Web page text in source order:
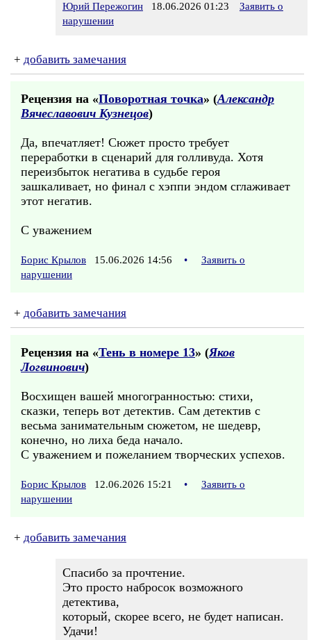
Юрий Пережогин 18.06.2026 01:23
Заявить о
нарушении
+ добавить замечания
Рецензия на «Поворотная точка» (Александр
Вячеславович Кузнецов)
Да, впечатляет! Сюжет просто требует
переработки в сценарий для голливуда. Хотя
переизбыток негатива в судьбе героя
зашкаливает, но финал с хэппи эндом сглаживает
этот негатив.
С уважением
Борис Крылов 15.06.2026 14:56 •
Заявить о
нарушении
+ добавить замечания
Рецензия на «Тень в номере 13» (Яков
Логвинович)
Восхищен вашей многогранностью: стихи,
сказки, теперь вот детектив. Сам детектив с
весьма занимательным сюжетом, не шедевр,
конечно, но лиха беда начало.
С уважением и пожеланием творческих успехов.
Борис Крылов 12.06.2026 15:21 •
Заявить о
нарушении
+ добавить замечания
Спасибо за прочтение.
Это просто набросок возможного
детектива,
который, скорее всего, не будет написан.
Удачи!